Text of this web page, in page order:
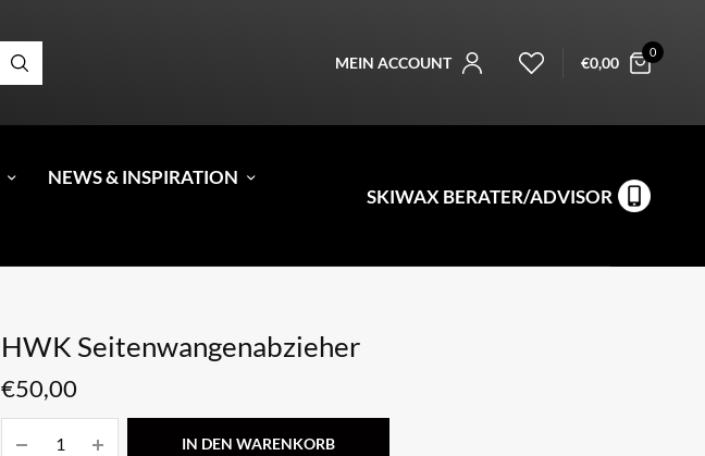
MEIN ACCOUNT €0,00
0
NEWS & INSPIRATION
SKIWAX BERATER/ADVISOR
HWK Seitenwangenabzieher
€50,00
IN DEN WARENKORB